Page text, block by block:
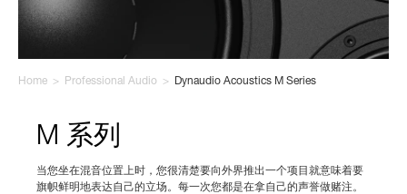
Home > Professional Audio > Dynaudio Acoustics M Series
M 系列
当您坐在混音位置上时，您很清楚要向外界推出一个项目就意味着要
旗帜鲜明地表达自己的立场。每一次您都是在拿自己的声誉做赌注。